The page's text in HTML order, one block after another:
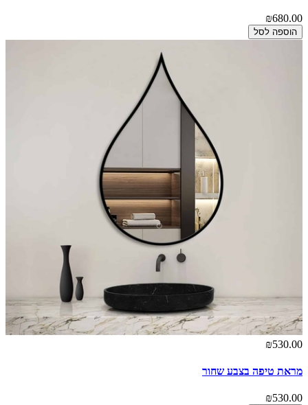
₪680.00
הוספה לסל
₪530.00
מראת טיפה בצבע שחור
₪530.00